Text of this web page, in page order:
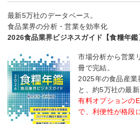
最新5万社のデータベース。
食品業界の分析・営業を効率化
2026食品業界ビジネスガイド【食糧年鑑
市場分析から営業
冊で完結。
2025年の食品産業
と、約5万社の最新
有料オプションの
で、利便性が格段